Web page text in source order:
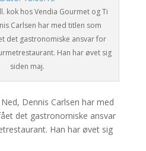
kok hos Vendia Gourmet og Ti
Carlsen har med titlen som
det gastronomiske ansvar for
Han har øvet sig
siden maj.
Dennis Carlsen har med
det gastronomiske ansvar
Han har øvet sig